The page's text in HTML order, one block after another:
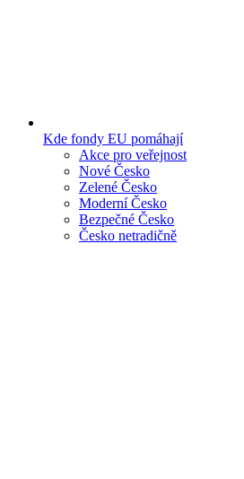
Kde fondy EU pomáhají
Akce pro veřejnost
Nové Česko
Zelené Česko
Moderní Česko
Bezpečné Česko
Česko netradičně